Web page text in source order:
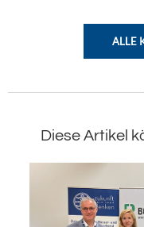
ALLE
Diese Artikel